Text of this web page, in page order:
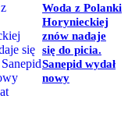
Woda z Polanki
Horynieckiej
znów nadaje
się do picia.
Sanepid wydał
nowy